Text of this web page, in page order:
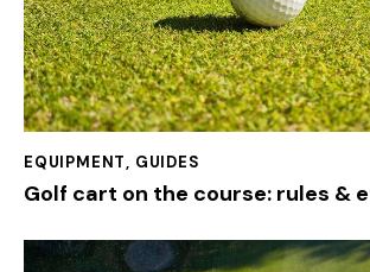
EQUIPMENT, GUIDES
Golf cart on the course: rules &